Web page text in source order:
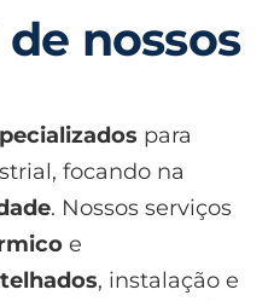
nossos
para
focando na
. Nossos serviços
e
, instalação e